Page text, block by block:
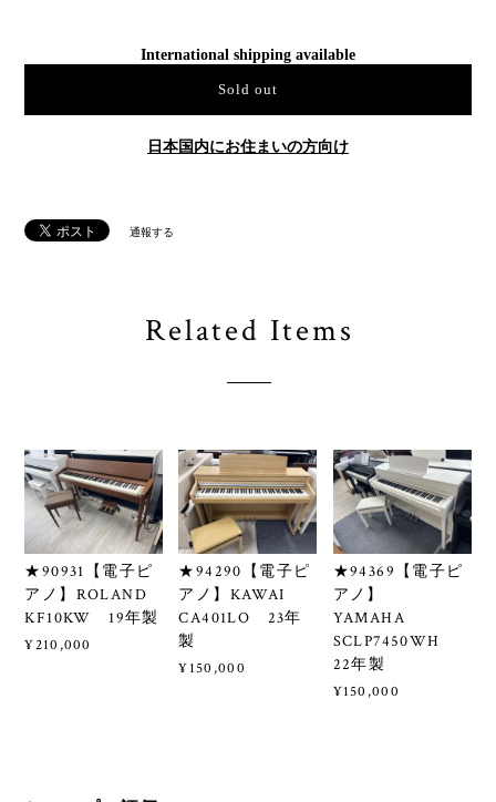
International shipping available
Sold out
日本国内にお住まいの方向け
通報する
Related Items
★90931【電子ピ
アノ】ROLAND
KF10KW 19年製
¥210,000
★94290【電子ピ
アノ】KAWAI
CA401LO 23年
製
¥150,000
★94369【電子ピ
アノ】
YAMAHA
SCLP7450WH
22年製
¥150,000